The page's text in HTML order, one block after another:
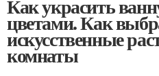
Как украсить
цветами. Как
искусственные
комнаты